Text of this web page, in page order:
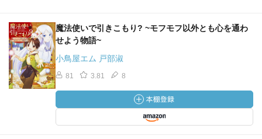
魔法使いで引きこもり? ~モフモフ以外とも心を通わ
せよう物語~
小鳥屋エム 戸部淑
81 3.81 8